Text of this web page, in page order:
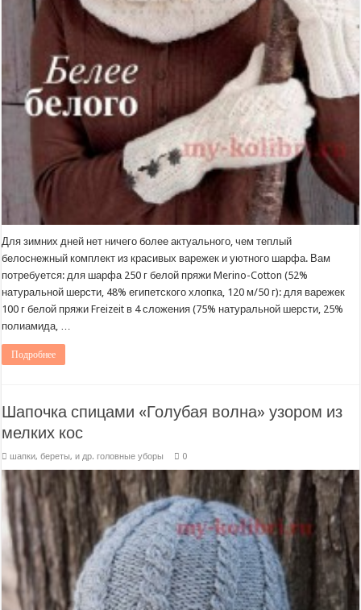
Для зимних дней нет ничего более актуального, чем теплый
белоснежный комплект из красивых варежек и уютного шарфа. Вам
потребуется: для шарфа 250 г белой пряжи Merino-Cotton (52%
натуральной шерсти, 48% египетского хлопка, 120 м/50 г): для варежек
100 г белой пряжи Freizeit в 4 сложения (75% натуральной шерсти, 25%
полиамида, …
Подробнее
Шапочка спицами «Голубая волна» узором из
мелких кос
шапки, береты, и др. головные уборы 0